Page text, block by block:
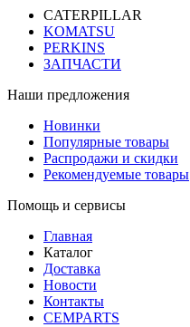
CATERPILLAR
KOMATSU
PERKINS
ЗАПЧАСТИ
Наши предложения
Новинки
Популярные товары
Распродажи и скидки
Рекомендуемые товары
Помощь и сервисы
Главная
Каталог
Доставка
Новости
Контакты
CEMPARTS